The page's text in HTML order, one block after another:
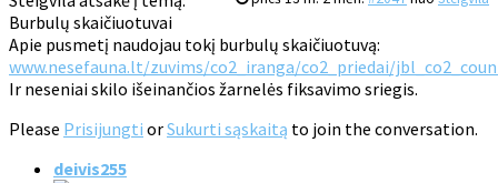
Burbulų skaičiuotuvai
Apie pusmetį naudojau tokį burbulų skaičiuotuvą:
www.nesefauna.lt/zuvims/co2_iranga/co2_priedai/
Ir neseniai skilo išeinančios žarnelės fiksavimo sriegis.
Please Prisijungti orSukurti sąskaitą to join the conversation.
deivis255